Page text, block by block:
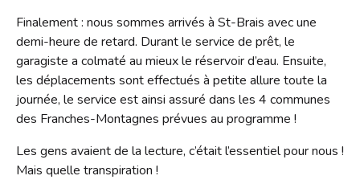
Finalement : nous sommes arrivés à St-Brais avec une
demi-heure de retard. Durant le service de prêt, le
garagiste a colmaté au mieux le réservoir d’eau. Ensuite,
les déplacements sont effectués à petite allure toute la
journée, le service est ainsi assuré dans les 4 communes
des Franches-Montagnes prévues au programme !
Les gens avaient de la lecture, c’était l’essentiel pour nous !
Mais quelle transpiration !